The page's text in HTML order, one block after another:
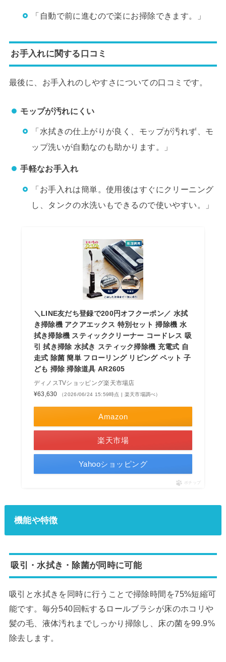
「自動で前に進むので楽にお掃除できます。」
お手入れに関する口コミ
最後に、お手入れのしやすさについての口コミです。
モップが汚れにくい
「水拭きの仕上がりが良く、モップが汚れず、モ
ップ洗いが自動なのも助かります。」
手軽なお手入れ
「お手入れは簡単。使用後はすぐにクリーニング
し、タンクの水洗いもできるので使いやすい。」
＼LINE友だち登録で200円オフクーポン／ 水拭
き掃除機 アクアエックス 特別セット 掃除機 水
拭き掃除機 スティッククリーナー コードレス 吸
引 拭き掃除 水拭き スティック掃除機 充電式 自
走式 除菌 簡単 フローリング リビング ペット 子
ども 掃除 掃除道具 AR2605
ディノスTVショッピング楽天市場店
¥63,630
（2026/06/24 15:59時点 | 楽天市場調べ）
Amazon
楽天市場
Yahooショッピング
ポチップ
機能や特徴
吸引・水拭き・除菌が同時に可能
吸引と水拭きを同時に行うことで掃除時間を75%短縮可
能です。毎分540回転するロールブラシが床のホコリや
髪の毛、液体汚れまでしっかり掃除し、床の菌を99.9%
除去します。